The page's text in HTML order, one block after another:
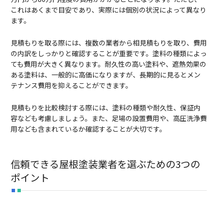
これはあくまで目安であり、実際には個別の状況によって異なり
ます。
見積もりを取る際には、複数の業者から相見積もりを取り、費用
の内訳をしっかりと確認することが重要です。塗料の種類によっ
ても費用が大きく異なります。耐久性の高い塗料や、遮熱効果の
ある塗料は、一般的に高価になりますが、長期的に見るとメン
テナンス費用を抑えることができます。
見積もりを比較検討する際には、塗料の種類や耐久性、保証内
容なども考慮しましょう。また、足場の設置費用や、高圧洗浄費
用なども含まれているか確認することが大切です。
信頼できる屋根塗装業者を選ぶための3つの
ポイント